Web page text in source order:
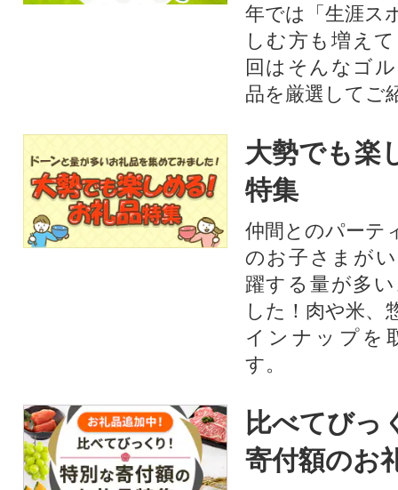
年では「生涯ス
しむ方も増え
回はそんなゴ
品を厳選してご
大勢でも楽
特集
仲間とのパーテ
のお子さまが
躍する量が多
した！肉や米、
インナップを
す。
比べてびっ
寄付額のお